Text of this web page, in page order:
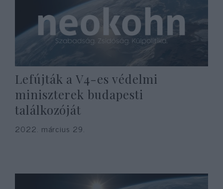
Lefújták a V4-es védelmi
miniszterek budapesti
találkozóját
2022. március 29.